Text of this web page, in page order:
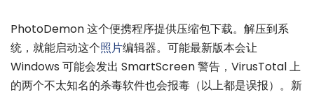
PhotoDemon 这个便携程序提供压缩包下载。解压到系
统，就能启动这个照片编辑器。可能最新版本会让
Windows 可能会发出 SmartScreen 警告，VirusTotal 上
的两个不太知名的杀毒软件也会报毒（以上都是误报）。新